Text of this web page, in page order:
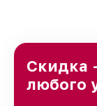
Нижнем
уровень
клиентов.
Скидка
любого